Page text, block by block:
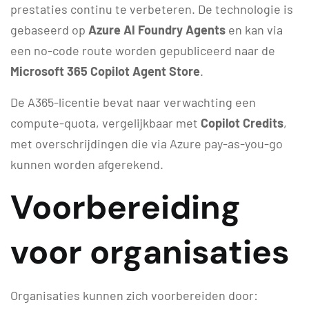
prestaties continu te verbeteren. De technologie is
gebaseerd op Azure AI Foundry Agents en kan via
een no-code route worden gepubliceerd naar de
Microsoft 365 Copilot Agent Store.
De A365-licentie bevat naar verwachting een
compute-quota, vergelijkbaar met Copilot Credits,
met overschrijdingen die via Azure pay-as-you-go
kunnen worden afgerekend.
Voorbereiding
voor organisaties
Organisaties kunnen zich voorbereiden door: